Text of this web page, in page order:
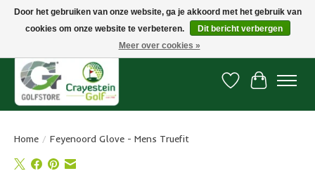
Snelle levering, gratis vanaf € 100. Onze oncourse Golfshop in Dordrecht is
Verlanglijst
Home / Feyenoord Glove - Mens Truefit
Door het gebruiken van onze website, ga je akkoord met het gebruik van
cookies om onze website te verbeteren.
Dit bericht verbergen
Meer over cookies »